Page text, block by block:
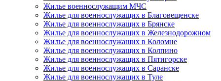
Жилье военнослужащим МЧС
Жилье для военнослужащих в Благовещенске
Жилье для военнослужащих в Брянске
Жилье для военнослужащих в Железнодорожном
Жилье для военнослужащих в Коломне
Жилье для военнослужащих в Колпино
Жилье для военнослужащих в Пятигорске
Жилье для военнослужащих в Саранске
Жилье для военнослужащих в Туле